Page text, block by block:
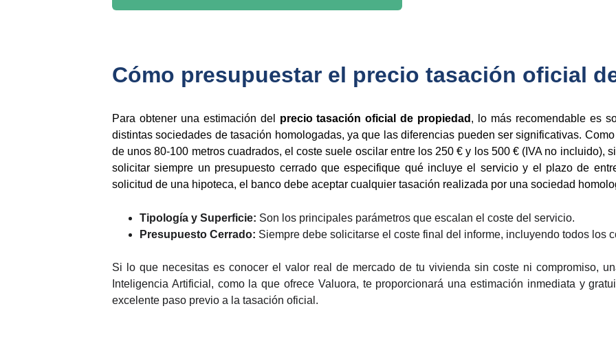
Cómo presupuestar el precio tasación oficial
Para obtener una estimación del precio tasación oficial de propiedad , lo más recomendable es
distintas sociedades de tasación homologadas, ya que las diferencias pueden ser significativas.
de unos 80-100 metros cuadrados, el coste suele oscilar entre los 250 € y los 500 € (IVA no incluido),
solicitar siempre un presupuesto cerrado que especifique qué incluye el servicio y el plazo de
solicitud de una hipoteca, el banco debe aceptar cualquier tasación realizada por una sociedad
Tipología y Superficie: Son los principales parámetros que escalan el coste del servicio.
Presupuesto Cerrado: Siempre debe solicitarse el coste final del informe, incluyendo todos los
Si lo que necesitas es conocer el valor real de mercado de tu vivienda sin coste ni compromiso,
Inteligencia Artificial, como la que ofrece Valuora, te proporcionará una estimación inmediata y
excelente paso previo a la tasación oficial.